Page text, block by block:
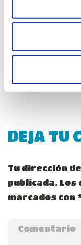
El marketing ha
Marketing
cómo la IA, el...
DEJA TU
Tu dirección
publicada. Los
marcados con